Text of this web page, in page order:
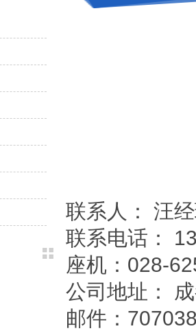
联系人： 汪
联系电话：
座机：028-
公司地址：
邮件：